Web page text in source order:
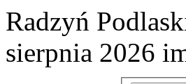
Radzyń
sierpnia 2026